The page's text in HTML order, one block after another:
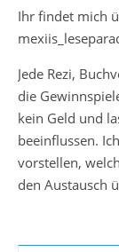
Ihr findet mich
Jede Rezi,
die
kein Geld und
beeinflussen.
vorstellen,
den Austausch